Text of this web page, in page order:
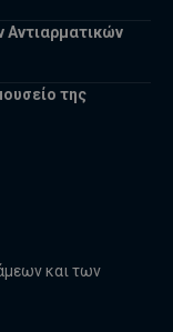
Αντιαρματικών
της
και των